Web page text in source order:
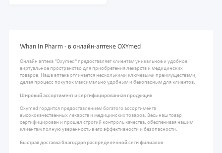
Whan In Pharm - в онлайн-аптеке OXYmed
Онлайн аптека "Oxymed" предоставляет клиентам уникальное и удобное
виртуальное пространство для приобретения лекарств и медицинских
товаров. Наша аптека отличается несколькими ключевыми преимуществами,
делая процесс покупок максимально удобным и безопасным для клиентов.
Широкий ассортимент и сертифицированная продукция
Oxymed гордится предоставлением богатого ассортимента
высококачественных лекарств и медицинских товаров. Весь наш товар
сертифицирован и прошел строгий контроль качества, обеспечивая нашим
клиентам полную уверенность в его эффективности и безопасности.
Быстрая доставка благодаря распределенной сети филиалов